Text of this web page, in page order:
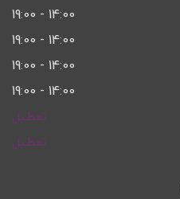
14:00 - 19:00
14:00 - 19:00
14:00 - 19:00
14:00 - 19:00
تعطیل
تعطیل